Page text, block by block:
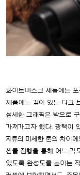
화이트머스크 제품에는
제품에는 깊이 있는 다크
섬세한 그래픽은 박으로
가져가고자 했다. 광택이
지류의 미세한 톤의 차이
샘플 진행을 통해 어느 각
있도록 완성도를 높이는